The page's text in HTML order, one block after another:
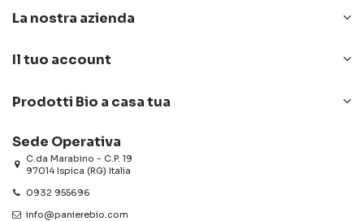
La nostra azienda
Il tuo account
Prodotti Bio a casa tua
Sede Operativa
C.da Marabino - C.P. 19
97014 Ispica (RG) Italia
0932 955696
info@panierebio.com